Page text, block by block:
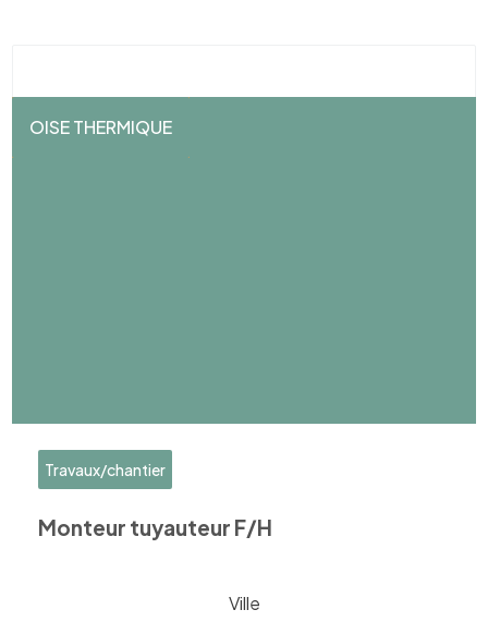
OISE THERMIQUE
Travaux/chantier
Monteur tuyauteur F/H
Ville